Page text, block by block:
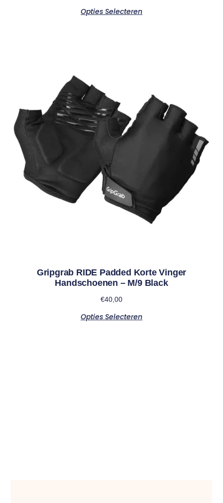
Opties Selecteren
Gripgrab RIDE Padded Korte Vinger
Handschoenen – M/9 Black
€40,00
Opties Selecteren